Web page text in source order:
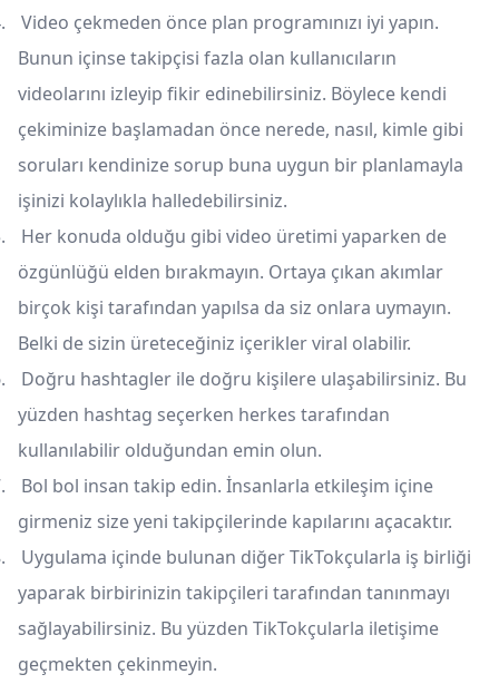
Video çekmeden önce plan programınızı iyi yapın.
Bunun içinse takipçisi fazla olan kullanıcıların
videolarını izleyip fikir edinebilirsiniz. Böylece kendi
çekiminize başlamadan önce nerede, nasıl, kimle gibi
soruları kendinize sorup buna uygun bir planlamayla
işinizi kolaylıkla halledebilirsiniz.
Her konuda olduğu gibi video üretimi yaparken de
özgünlüğü elden bırakmayın. Ortaya çıkan akımlar
birçok kişi tarafından yapılsa da siz onlara uymayın.
Belki de sizin üreteceğiniz içerikler viral olabilir.
Doğru hashtagler ile doğru kişilere ulaşabilirsiniz. Bu
yüzden hashtag seçerken herkes tarafından
kullanılabilir olduğundan emin olun.
Bol bol insan takip edin. İnsanlarla etkileşim içine
girmeniz size yeni takipçilerinde kapılarını açacaktır.
Uygulama içinde bulunan diğer TikTokçularla iş birliği
yaparak birbirinizin takipçileri tarafından tanınmayı
sağlayabilirsiniz. Bu yüzden TikTokçularla iletişime
geçmekten çekinmeyin.